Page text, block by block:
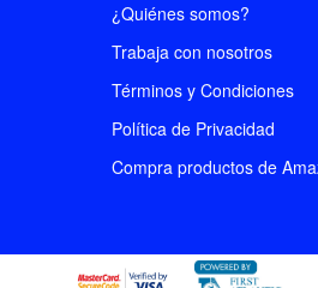
¿Quiénes somos?
Trabaja con nosotros
Términos y Condiciones
Política de Privacidad
Compra productos de